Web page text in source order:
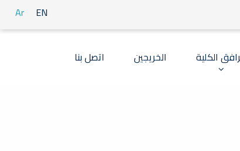
Ar EN
الكلية الخريجين اتصل بنا